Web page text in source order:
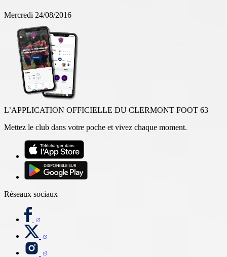
Mercredi 24/08/2016
L’APPLICATION OFFICIELLE DU CLERMONT FOOT 63
Mettez le club dans votre poche et vivez chaque moment.
Réseaux sociaux